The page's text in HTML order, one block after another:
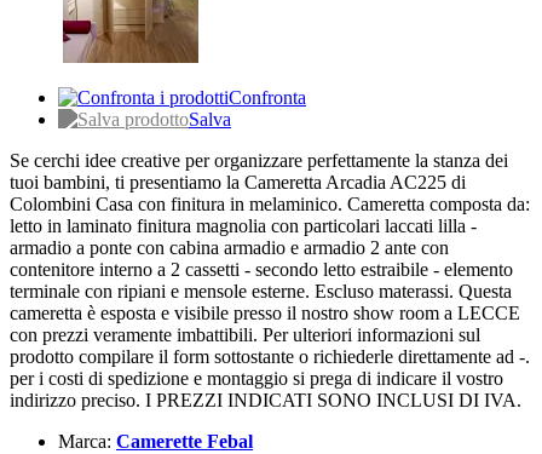
Confronta
Salva
Se cerchi idee creative per organizzare perfettamente la stanza dei
tuoi bambini, ti presentiamo la Cameretta Arcadia AC225 di
Colombini Casa con finitura in melaminico. Cameretta composta da:
letto in laminato finitura magnolia con particolari laccati lilla -
armadio a ponte con cabina armadio e armadio 2 ante con
contenitore interno a 2 cassetti - secondo letto estraibile - elemento
terminale con ripiani e mensole esterne. Escluso materassi. Questa
cameretta è esposta e visibile presso il nostro show room a LECCE
con prezzi veramente imbattibili. Per ulteriori informazioni sul
prodotto compilare il form sottostante o richiederle direttamente ad -.
per i costi di spedizione e montaggio si prega di indicare il vostro
indirizzo preciso. I PREZZI INDICATI SONO INCLUSI DI IVA.
Marca: Camerette Febal